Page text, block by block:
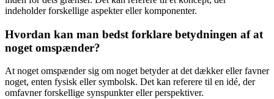
indeholder forskellige aspekter eller komponenter.
Hvordan kan man bedst forklare betydningen af at
noget omspænder?
At noget omspænder sig om noget betyder at det dækker eller favner
noget, enten fysisk eller symbolsk. Det kan referere til en idé, der
omfavner forskellige synspunkter eller perspektiver.